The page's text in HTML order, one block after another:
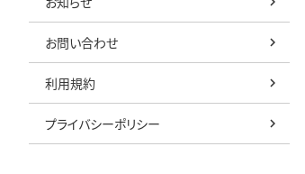
お問い合わせ
利用規約
プライバシーポリシー